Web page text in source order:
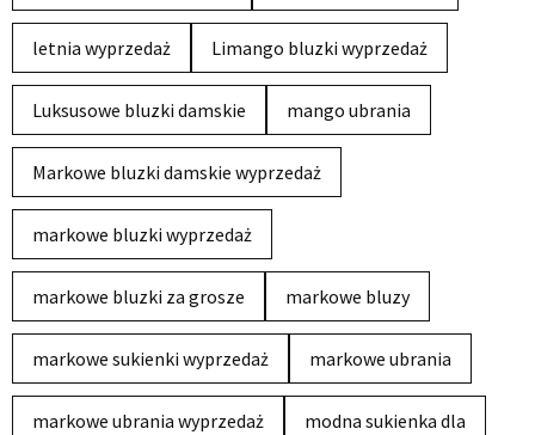
letnia wyprzedaż Limango bluzki wyprzedaż
Luksusowe bluzki damskie mango ubrania
Markowe bluzki damskie wyprzedaż
markowe bluzki wyprzedaż
markowe bluzki za grosze markowe bluzy
markowe sukienki wyprzedaż markowe ubrania
markowe ubrania wyprzedaż modna sukienka dla